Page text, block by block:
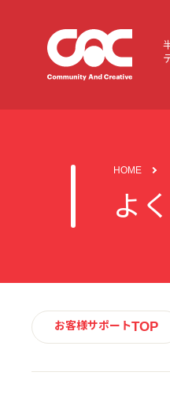
HOME
よ
お客様サポートTOP